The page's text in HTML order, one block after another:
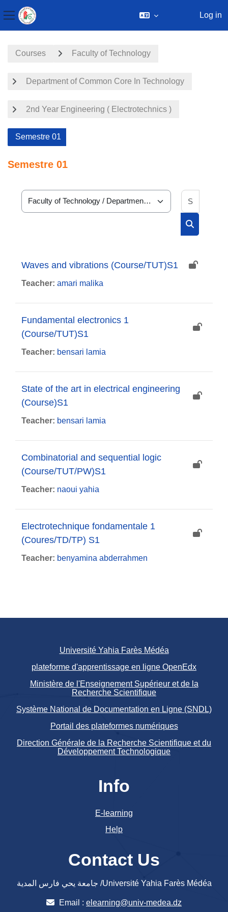
Side panel
Log in
Courses Faculty of Technology
Department of Common Core In Technology
2nd Year Engineering ( Electrotechnics )
Semestre 01
Semestre 01
Course categories
Waves and vibrations (Course/TUT)S1
Teacher: amari malika
Fundamental electronics 1
(Course/TUT)S1
Teacher: bensari lamia
State of the art in electrical engineering
(Course)S1
Teacher: bensari lamia
Combinatorial and sequential logic
(Course/TUT/PW)S1
Teacher: naoui yahia
Electrotechnique fondamentale 1
(Coures/TD/TP) S1
Teacher: benyamina abderrahmen
Université Yahia Farès Médéa
plateforme d'apprentissage en ligne OpenEdx
Ministère de l'Enseignement Supérieur et de la
Recherche Scientifique
Système National de Documentation en Ligne (SNDL)
Portail des plateformes numériques
Direction Générale de la Recherche Scientifique et du
Développement Technologique
Info
E-learning
Help
Contact Us
جامعة يحي فارس المدية /Université Yahia Farès Médéa
Email : elearning@univ-medea.dz